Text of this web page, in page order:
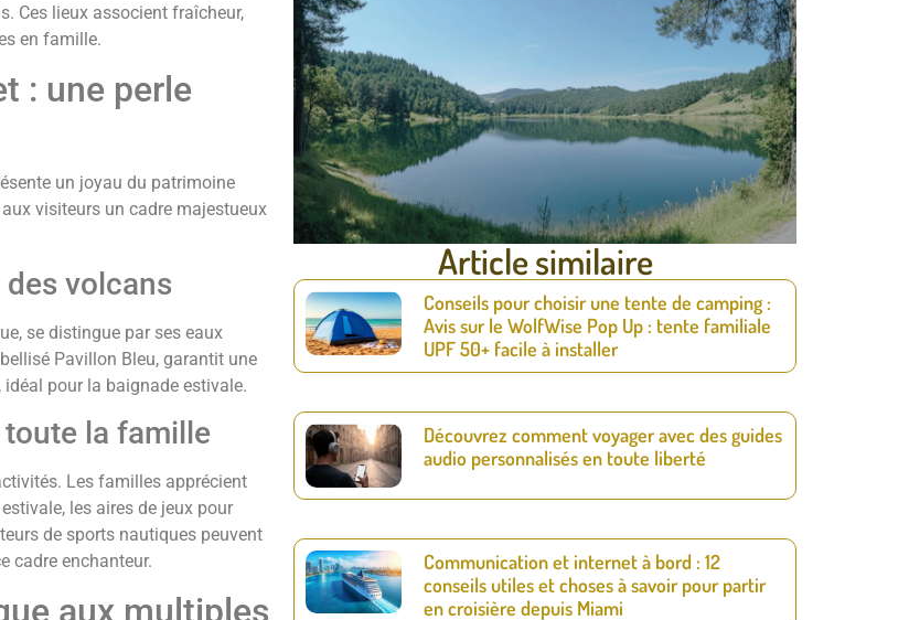
Ces lieux associent fraîcheur,
en famille.
: une perle
un joyau du patrimoine
visiteurs un cadre majestueux
volcans
se distingue par ses eaux
Pavillon Bleu, garantit une
pour la baignade estivale.
la famille
Les familles apprécient
les aires de jeux pour
de sports nautiques peuvent
cadre enchanteur.
Article similaire
Conseils pour choisir une tente de camping :
Avis sur le WolfWise Pop Up : tente familiale
UPF 50+ facile à installer
Découvrez comment voyager avec des guides
audio personnalisés en toute liberté
Communication et internet à bord : 12
conseils utiles et choses à savoir pour partir
en croisière depuis Miami